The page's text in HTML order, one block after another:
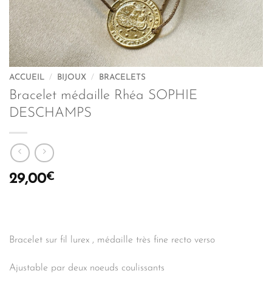
ACCUEIL / BIJOUX / BRACELETS
Bracelet médaille Rhéa SOPHIE
DESCHAMPS
29,00€
Bracelet sur fil lurex , médaille très fine recto verso
Ajustable par deux noeuds coulissants